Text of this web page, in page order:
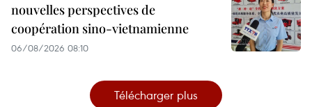
nouvelles perspectives de
coopération sino-vietnamienne
06/08/2026 08:10
Télécharger plus